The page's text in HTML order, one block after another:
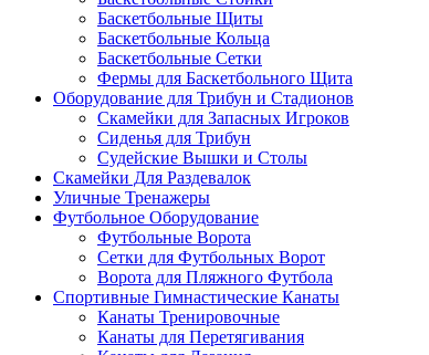
Баскетбольные Щиты
Баскетбольные Кольца
Баскетбольные Сетки
Фермы для Баскетбольного Щита
Оборудование для Трибун и Стадионов
Скамейки для Запасных Игроков
Сиденья для Трибун
Судейские Вышки и Столы
Скамейки Для Раздевалок
Уличные Тренажеры
Футбольное Оборудование
Футбольные Ворота
Сетки для Футбольных Ворот
Ворота для Пляжного Футбола
Спортивные Гимнастические Канаты
Канаты Тренировочные
Канаты для Перетягивания